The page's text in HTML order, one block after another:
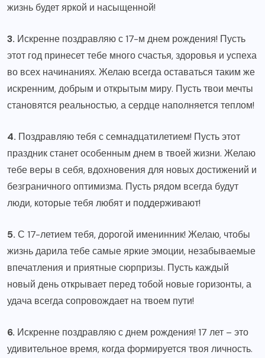
жизнь будет яркой и насыщенной!
3. Искренне поздравляю с 17-м днем рождения! Пусть
этот год принесет тебе много счастья, здоровья и успеха
во всех начинаниях. Желаю всегда оставаться таким же
искренним, добрым и открытым миру. Пусть твои мечты
становятся реальностью, а сердце наполняется теплом!
4. Поздравляю тебя с семнадцатилетием! Пусть этот
праздник станет особенным днем в твоей жизни. Желаю
тебе веры в себя, вдохновения для новых достижений и
безграничного оптимизма. Пусть рядом всегда будут
люди, которые тебя любят и поддерживают!
5. С 17-летием тебя, дорогой именинник! Желаю, чтобы
жизнь дарила тебе самые яркие эмоции, незабываемые
впечатления и приятные сюрпризы. Пусть каждый
новый день открывает перед тобой новые горизонты, а
удача всегда сопровождает на твоем пути!
6. Искренне поздравляю с днем рождения! 17 лет – это
удивительное время, когда формируется твоя личность.